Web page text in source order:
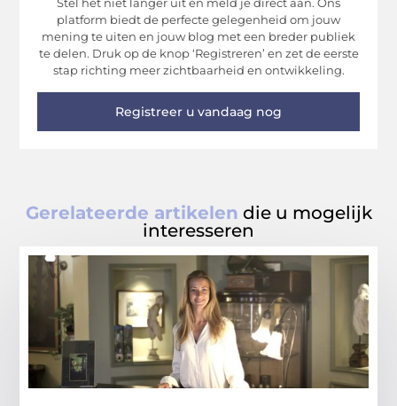
platform biedt de perfecte gelegenheid om jouw
mening te uiten en jouw blog met een breder publiek
te delen. Druk op de knop ‘Registreren’ en zet de eerste
stap richting meer zichtbaarheid en ontwikkeling.
Registreer u vandaag nog
Gerelateerde artikelen die u mogelijk
interesseren